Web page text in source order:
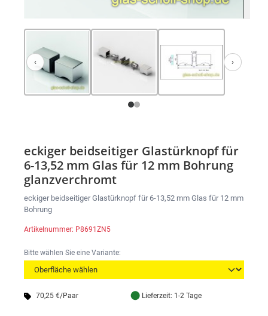
‹
Zurück
›
Weiter
eckiger beidseitiger Glastürknopf für
6-13,52 mm Glas für 12 mm Bohrung
glanzverchromt
eckiger beidseitiger Glastürknopf für 6-13,52 mm Glas für 12 mm
Bohrung
Artikelnummer: P8691ZN5
Bitte wählen Sie eine Variante:
70,25 €/Paar ● Lieferzeit: 1-2 Tage